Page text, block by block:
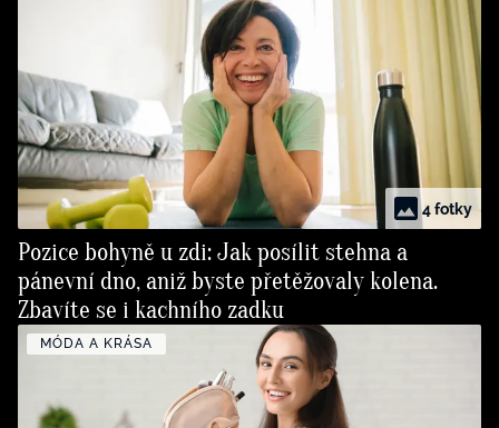
4 fotky
Pozice bohyně u zdi: Jak posílit stehna a
pánevní dno, aniž byste přetěžovaly kolena.
Zbavíte se i kachního zadku
MÓDA A KRÁSA